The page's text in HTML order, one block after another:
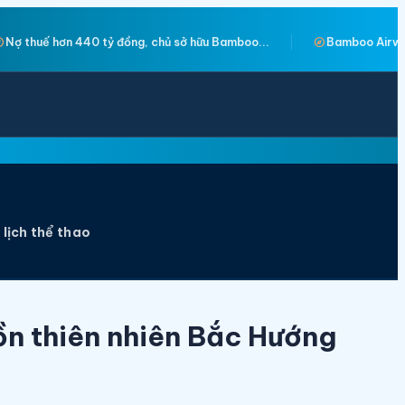
exploreBamboo Airways bất ngờ tri ân đặc biệt tới hành...
lịch thể thao
thiên nhiên Bắc Hướng